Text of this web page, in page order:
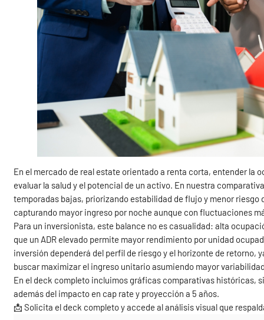
En el mercado de real estate orientado a renta corta, entender la
evaluar la salud y el potencial de un activo. En nuestra
temporadas bajas, priorizando estabilidad de flujo y menor riesgo
capturando mayor ingreso por noche aunque con fluctuaciones
Para un inversionista, este balance no es casualidad: alta
que un ADR elevado permite mayor rendimiento por unidad
inversión dependerá del perfil de riesgo y el horizonte de retorno,
buscar maximizar el ingreso unitario asumiendo mayor
En el deck completo incluimos gráficas comparativas históricas,
además del impacto en cap rate y proyección a 5 años.
📩 Solicita el deck completo y accede al análisis visual que